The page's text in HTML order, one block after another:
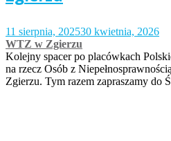
11 sierpnia, 202530 kwietnia, 2026
WTZ w Zgierzu
Kolejny spacer po placówkach
na rzecz Osób z
Zgierzu. Tym razem zapraszamy